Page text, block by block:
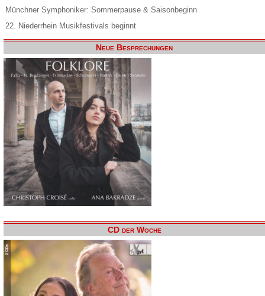
Münchner Symphoniker: Sommerpause & Saisonbeginn
22. Niederrhein Musikfestivals beginnt
Neue Besprechungen
CD der Woche